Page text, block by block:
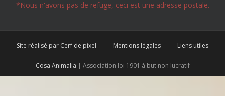
*Nous n'avons pas de refuge, ceci est une adresse postale.
Site réalisé par Cerf de pixel Mentions légales Liens utiles
Cosa Animalia | Association loi 1901 à but non lucratif